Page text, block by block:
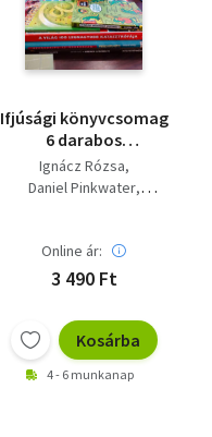
Ifjúsági könyvcsomag
6 darabos
KÖNYVMENTŐ
AJÁNLAT : Az utolsó
története, A Világ 100
Legnagyobb
Katasztrófája,
kezdőknek és
haladóknak,
Eltemetett kincsek,
Ignácz Rózsa
Daniel Pinkwater
John Malam
Váncsa István
Online ár:
3 490 Ft
Kosárba
4 - 6 munkanap